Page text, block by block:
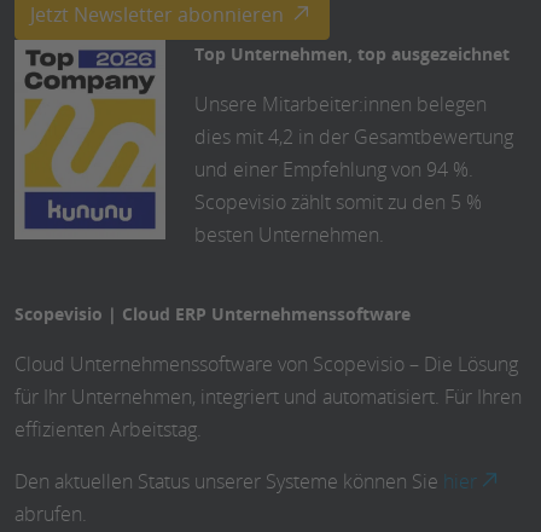
Jetzt Newsletter abonnieren
Top Unternehmen, top ausgezeichnet
Unsere Mitarbeiter:innen belegen
dies mit 4,2 in der Gesamtbewertung
und einer Empfehlung von 94 %.
Scopevisio zählt somit zu den 5 %
besten Unternehmen.
Scopevisio | Cloud ERP Unternehmenssoftware
Cloud Unternehmenssoftware von Scopevisio – Die Lösung
für Ihr Unternehmen, integriert und automatisiert. Für Ihren
effizienten Arbeitstag.
Den aktuellen Status unserer Systeme können Sie hier
abrufen.